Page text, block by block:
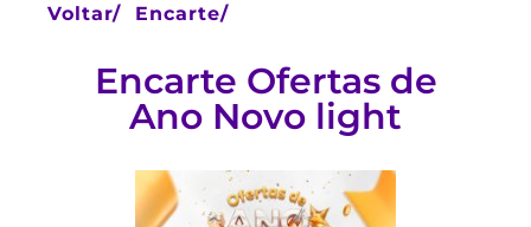
Voltar/ Encarte/
Encarte Ofertas de
Ano Novo light